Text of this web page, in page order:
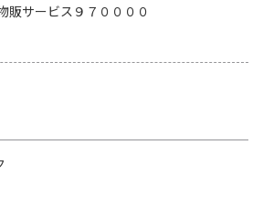
販サービス９７００００